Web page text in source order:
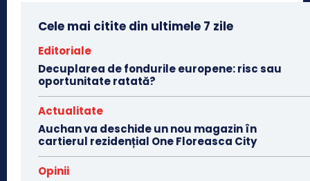
Cele mai citite din ultimele 7 zile
Editoriale
Decuplarea de fondurile europene: risc sau
oportunitate ratată?
Actualitate
Auchan va deschide un nou magazin în
cartierul rezidențial One Floreasca City
Opinii